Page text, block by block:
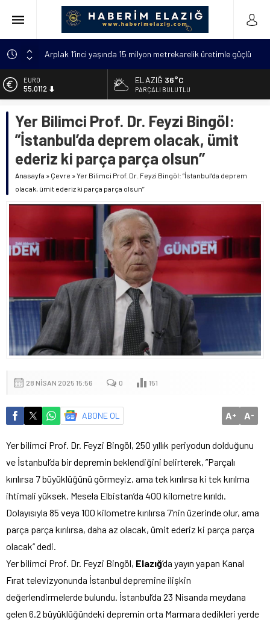
Arplak 1’inci yaşında 15 milyon metrekarelik üretimle güçlü
Elazığ’da çöp konteynerinde yeni doğmuş bebek bulundu
Meteorolojiden uyarı: “Hava sıcaklıkları mevsim
Metan gazından şehit olan asker sayısı 12’ye yükseldi
Kanser hastası annesi için 6 bin kilometre geldi: Tercüman
bulamadığı için Türkçe kursuna yazıldı
EURO
55,0112
6.519,97
BİST
13.798,82
47,7025
ELAZIĞ 36°C
PARÇALI BULUTLU
Yer Bilimci Prof. Dr. Feyzi Bingöl:
”İstanbul’da deprem olacak, ümit
ederiz ki parça parça olsun’’
Anasayfa » Çevre »Yer Bilimci Prof. Dr. Feyzi Bingöl: ”İstanbul’da deprem
olacak, ümit ederiz ki parça parça olsun’’
28 NISAN 2025 15:56 0 151
ABONE OL A+ A-
Yer bilimci Prof. Dr. Feyzi Bingöl, 250 yıllık periyodun dolduğunu
ve İstanbul’da bir depremin beklendiğini belirterek, ”Parçalı
kırılırsa 7 büyüklüğünü görmeyiz, ama tek kırılırsa ki tek kırılma
ihtimali yüksek. Mesela Elbistan’da 400 kilometre kırıldı.
Dolayısıyla 85 veya 100 kilometre kırılırsa 7’nin üzerinde olur, ama
parça parça kırılırsa, daha az olacak, ümit ederiz ki parça parça
olacak’’ dedi.
Yer bilimci Prof. Dr. Feyzi Bingöl, Elazığ’da yayın yapan Kanal
Fırat televizyonunda İstanbul depremine ilişkin
değerlendirmelerde bulundu. İstanbul’da 23 Nisanda meydana
gelen 6.2 büyüklüğündeki depremin orta Marmara dedikleri yerde